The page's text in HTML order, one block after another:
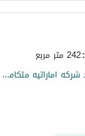
:242 متر مربع
فيلا بجوار المركز الطبي العالمي بكمبوند شركه اماراتيه متكامل الخدمات و المرافق للبيع بخصم 44% عالكاش